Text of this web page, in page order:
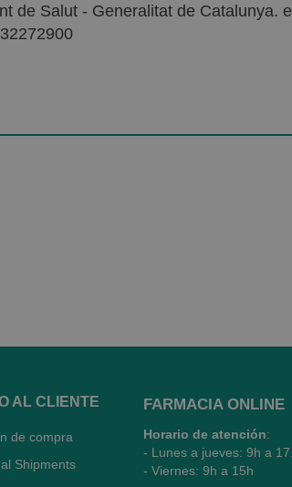
de Salut - Generalitat de Catalunya.
AL CLIENTE
de compra
Shipments
FARMACIA ONLINE
Horario de atención:
- Lunes a jueves: 9h a
- Viernes: 9h a 15h